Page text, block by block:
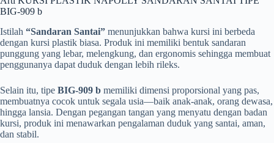
BIG-909 b
Istilah “Sandaran Santai” menunjukkan bahwa kursi ini berbeda
dengan kursi plastik biasa. Produk ini memiliki bentuk sandaran
punggung yang lebar, melengkung, dan ergonomis sehingga membuat
penggunanya dapat duduk dengan lebih rileks.
Selain itu, tipe BIG-909 b memiliki dimensi proporsional yang pas,
membuatnya cocok untuk segala usia—baik anak-anak, orang dewasa,
hingga lansia. Dengan pegangan tangan yang menyatu dengan badan
kursi, produk ini menawarkan pengalaman duduk yang santai, aman,
dan stabil.